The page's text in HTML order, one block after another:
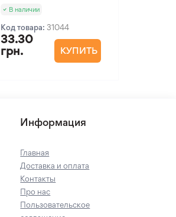
В наличии
Код товара: 31044
33.30
грн.
КУПИТЬ
Информация
Главная
Доставка и оплата
Контакты
Про нас
Пользовательское